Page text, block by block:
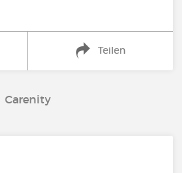
Teilen
Carenity